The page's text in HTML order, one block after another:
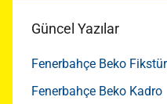
Güncel Yazılar
Fenerbahçe Beko
Fenerbahçe Beko Kadro